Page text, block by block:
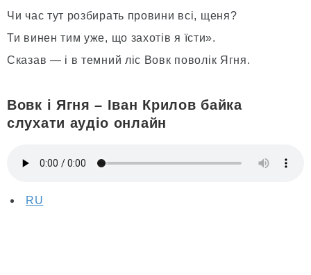
Чи час тут розбирать провини всі, щеня?
Ти винен тим уже, що захотів я їсти».
Сказав — і в темний ліс Вовк поволік Ягня.
Вовк і Ягня – Іван Крилов байка
слухати аудіо онлайн
RU